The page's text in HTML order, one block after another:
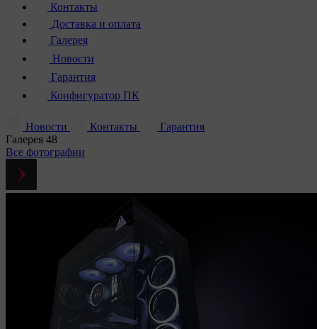
Контакты
Доставка и оплата
Галерея
Новости
Гарантия
Конфигуратор ПК
Новости Контакты
Гарантия
Галерея 48
Все фотографии